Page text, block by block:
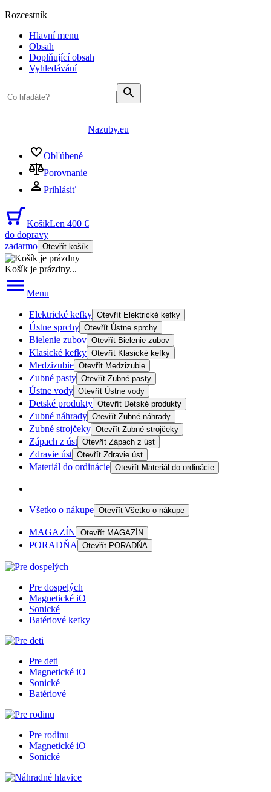
Rozcestník
Hlavní menu
Obsah
Doplňující obsah
Vyhledávání
Nazuby.eu
Obľúbené
Porovnanie
Prihlásiť
KošíkLen 400 €
do dopravy
zadarmo Otevřít košík
Košík je prázdny...
Menu
Elektrické kefky Otevřít Elektrické kefky
Ústne sprchy Otevřít Ústne sprchy
Bielenie zubov Otevřít Bielenie zubov
Klasické kefky Otevřít Klasické kefky
Medzizubie Otevřít Medzizubie
Zubné pasty Otevřít Zubné pasty
Ústne vody Otevřít Ústne vody
Detské produkty Otevřít Detské produkty
Zubné náhrady Otevřít Zubné náhrady
Zubné strojčeky Otevřít Zubné strojčeky
Zápach z úst Otevřít Zápach z úst
Zdravie úst Otevřít Zdravie úst
Materiál do ordinácie Otevřít Materiál do ordinácie
|
Všetko o nákupe Otevřít Všetko o nákupe
MAGAZÍN Otevřít MAGAZÍN
PORADŇA Otevřít PORADŇA
Pre dospelých
Magnetické iO
Sonické
Batériové kefky
Pre deti
Magnetické iO
Sonické
Batériové
Pre rodinu
Magnetické iO
Sonické